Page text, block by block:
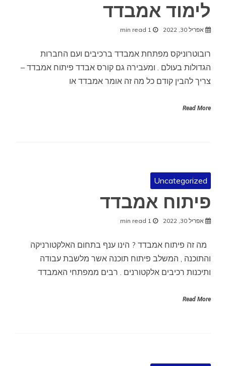
לימוד אמבדד
אפריל 30, 2022 1 min read
רובוטרוניקס מפתחת אמבדד ברכיבים ועם החברות
הגדולות בעולם . ומעבירה גם קורס אבדד פיתוח אמבדד –
צריך להבין קודם כל מה זה אומר אמבדד או
Read More
Uncategorized
פיתוח אמבדד
אפריל 30, 2022 1 min read
מה זה פיתוח אמבדד ? הינו ענף בתחום האלקטורניקה
והתוכנה , המשלב פיתוח תוכנה אשר מלשבת עבודה
ותיכנות רכיבים אלקטורנים . רבים ממפתחי האמבדד
Read More